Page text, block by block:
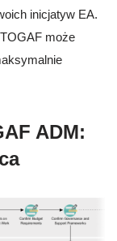
inicjatyw EA.
może
ADM: